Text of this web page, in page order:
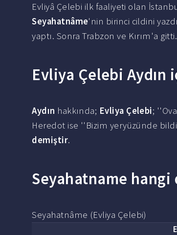
Evliyâ Çelebi ilk faaliyeti olan
Seyahatnâme'nin birinci cildini
yaptı. Sonra Trabzon ve Kırım'a gitti.
Evliya Çelebi Aydın
Aydın hakkında; Evliya Çelebi;
Heredot ise ''Bizim yeryüzünde
demiştir.
Seyahatname hangi
Seyahatnâme (Evliya Çelebi)